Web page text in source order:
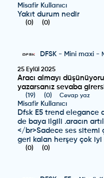
Misafir Kullanıcı
Yakıt durum nedir
(0) (0)
DFSK - Mini maxi -
25 Eylül 2025
Aracı almayı
yazarsanız sevaba
(19) (0) Cevap yaz
Misafir Kullanıcı
Dfsk E5 trend elegance
de baya ilgili .aracın
</br>Sadece ses sitemi
geri kalan herşey çok iyi
(0) (0)